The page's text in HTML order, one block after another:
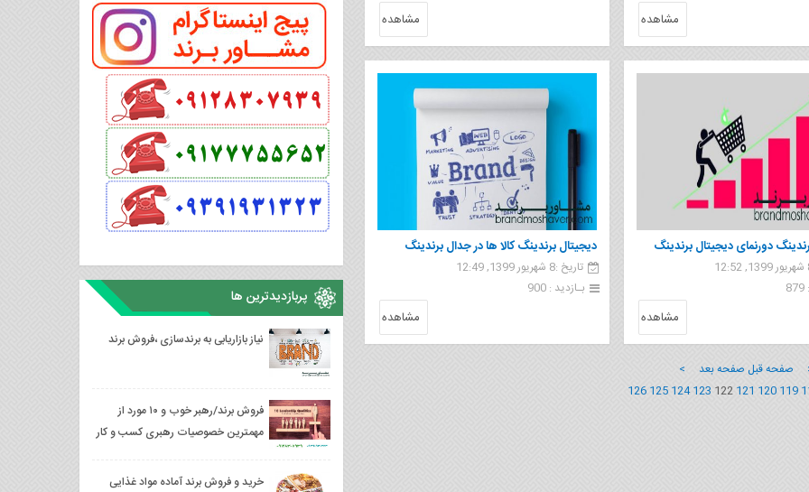
مشاهده مشاهده
دورنمای دیجیتال برندینگ
مشاهده
دیجیتال برندینگ کالا ها در جدال برندینگ
تاریخ :8 شهریور 1399, 12:49
بـازدید : 900
مشاهده
صفحه قبل صفحه بعد >
119
120
121
122
123
124
125
126
پربازدیدترین ها
نیاز بازاریابی به برندسازی ،فروش برند
فروش برند/رهبر خوب و ۱۰ مورد از
مهمترین خصوصیات رهبری کسب و کار
خرید و فروش برند آماده مواد غذایی